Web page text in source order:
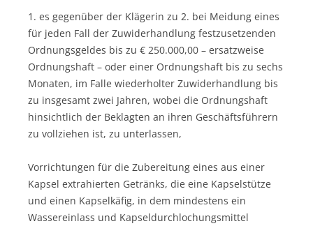
1. es gegenüber der Klägerin zu 2. bei Meidung eines
für jeden Fall der Zuwiderhandlung festzusetzenden
Ordnungsgeldes bis zu € 250.000,00 – ersatzweise
Ordnungshaft – oder einer Ordnungshaft bis zu sechs
Monaten, im Falle wiederholter Zuwiderhandlung bis
zu insgesamt zwei Jahren, wobei die Ordnungshaft
hinsichtlich der Beklagten an ihren Geschäftsführern
zu vollziehen ist, zu unterlassen,
Vorrichtungen für die Zubereitung eines aus einer
Kapsel extrahierten Getränks, die eine Kapselstütze
und einen Kapselkäfig, in dem mindestens ein
Wassereinlass und Kapseldurchlochungsmittel